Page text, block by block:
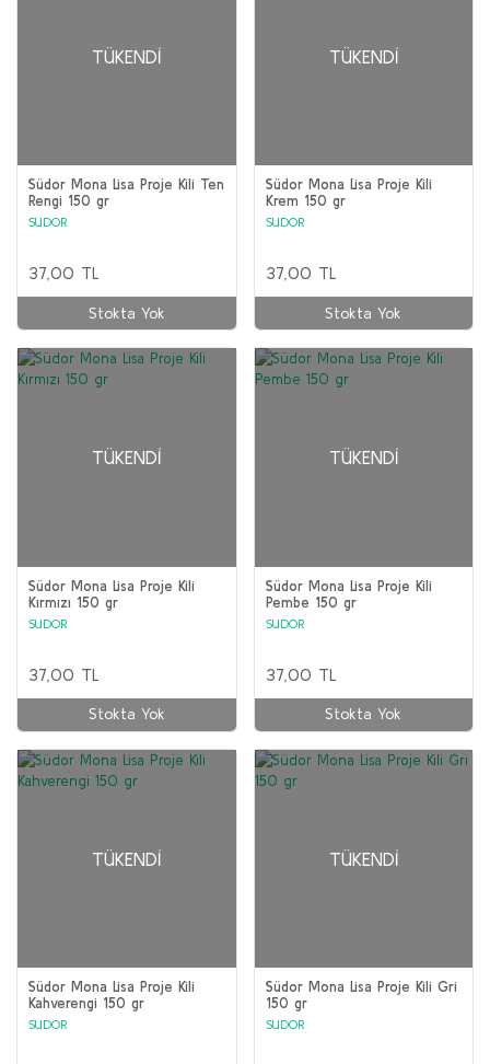
TÜKENDI
Südor Mona Lisa Proje Kili Ten
Rengi 150 gr
SUDOR
37,00 TL
Stokta Yok
TÜKENDI
Südor Mona Lisa Proje Kili
Krem 150 gr
SUDOR
37,00 TL
Stokta Yok
TÜKENDI
Südor Mona Lisa Proje Kili
Kırmızı 150 gr
SUDOR
37,00 TL
Stokta Yok
TÜKENDI
Südor Mona Lisa Proje Kili
Pembe 150 gr
SUDOR
37,00 TL
Stokta Yok
TÜKENDI
Südor Mona Lisa Proje Kili
Kahverengi 150 gr
SUDOR
TÜKENDI
Südor Mona Lisa Proje Kili Gri
150 gr
SUDOR